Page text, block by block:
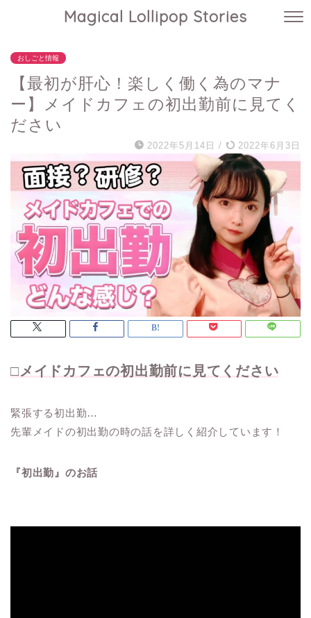
Magical Lollipop Stories
おしごと情報
【最初が肝心！楽しく働く為のマナ
ー】メイドカフェの初出勤前に見てく
ださい
2022年5月14日 / 2022年6月3日
□メイドカフェの初出勤前に見てください
緊張する初出勤…
先輩メイドの初出勤の時の話を詳しく紹介しています！
『初出勤』のお話